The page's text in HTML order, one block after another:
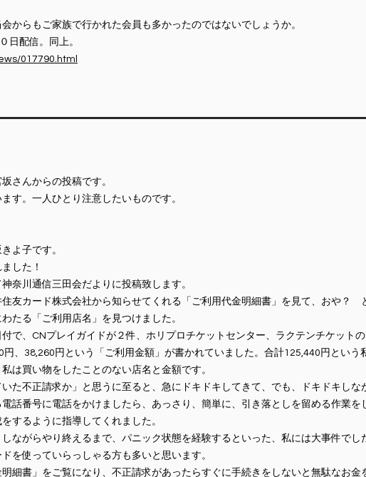
からもご家族で行かれた会員も多かったのではないでしょうか。
日配信。同上。
017790.html
さんからの投稿です。
す。一人ひとり注意したいものです。
よ子です。
した！
奈川通信三田会だよりに投稿致します。
友カード株式会社から知らせてくれる「ご利用代金明細書」を見て、おや？
たる「ご利用店名」を見つけました。
で、CNプレイガイドが２件、ホリプロチケットセンター、ラクテンチケットの
、38,260円という「ご利用金額」が書かれていました。合計125,440円という
は買い物をしたことのない店名と金額です。
た不正請求か」と思うに至ると、急にドキドキしてきて、でも、ドキドキしな
話番号に電話をかけましたら、あっさり、簡単に、引き落としを留める作業を
するように指導してくれました。
ながらやり終えるまで、パニック状態を経験するといった、私には大事件でし
を使っていらっしゃる方も多いと思います。
細書」をご覧になり、不正請求があったらすぐに手続きをしないと無駄なお金